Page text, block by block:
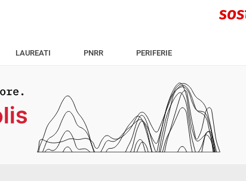
LAUREATI PNRR PERIFERIE